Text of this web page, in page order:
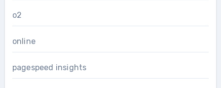
o2
online
pagespeed insights